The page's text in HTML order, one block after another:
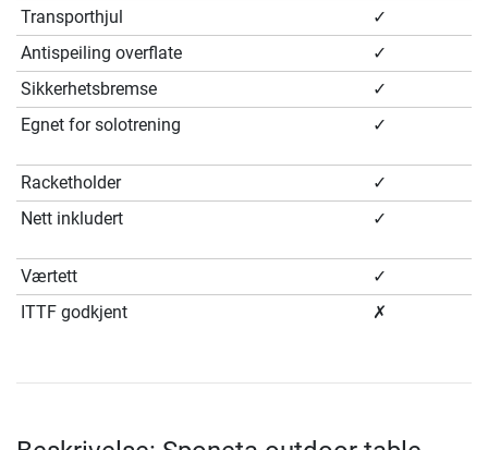
Transporthjul
✓
Antispeiling overflate
✓
Sikkerhetsbremse
✓
Egnet for solotrening
✓
Racketholder
✓
Nett inkludert
✓
Værtett
✓
ITTF godkjent
✗